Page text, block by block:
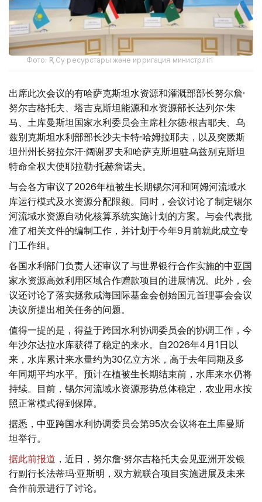
Фото: ҚР Су ресурстары және ирригация министрлігі
出席此次会议的有哈萨克斯坦水资源和灌溉部部长努尔詹·
努尔吉格托夫、塔吉克斯坦能源和水资源部长达列尔·朱
马、土库曼斯坦国家水利委员会主席杜尔德·根吉耶夫、乌
兹别克斯坦水利部部长沙夫卡特·哈姆拉耶夫，以及突厥斯
坦州州长努拉尔汗·阔谢罗夫和哈萨克斯坦驻乌兹别克斯坦
特命全权大使耶拉勒·托赫詹诺夫。
与会各方审议了2026年植被生长期锡尔河和阿姆河流域水
库运行模式及水资源分配限额。同时，会议讨论了制定锡尔
河流域水资源自动化核算系统实施计划的方案。与会代表批
准了相关文件的编制工作，并计划于今年9月前就此成立专
门工作组。
各国水利部门负责人还审议了与世界银行合作实施的中亚国
家水资源高效利用区域合作赠款项目的进展情况。此外，会
议还讨论了落实拯救咸海国际基金会创始国元首理事会会议
决议所提出相关任务的问题。
值得一提的是，得益于跨国水利协调委员会的协调工作，今
年沙尔达拉水库获得了稳定的来水。自2026年4月1日以
来，水库累计来水量约为30亿立方米，高于去年同期及多
年同期平均水平。预计在植被生长期结束前，水库来水仍将
持续。目前，锡尔河流域水资源形势总体稳定，农业用水按
照正常模式得到保障。
据悉，中亚跨国水利协调委员会第95次会议将在土库曼斯
坦举行。
据此前报道 ，近日，努尔詹·努尔吉格托夫会见亚洲开发银
行副行长法蒂玛·亚斯明，双方就联合项目实施进展及未来
合作前景进行了讨论。